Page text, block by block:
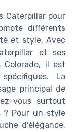
Caterpillar pour
différents
et style. Avec
et ses
Colorado, il est
La
principal de
vous surtout
? Pour un style
d'élégance,